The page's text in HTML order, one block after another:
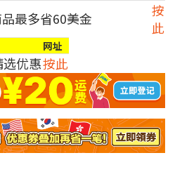
最多省60美金
按
此
网址
优惠按此